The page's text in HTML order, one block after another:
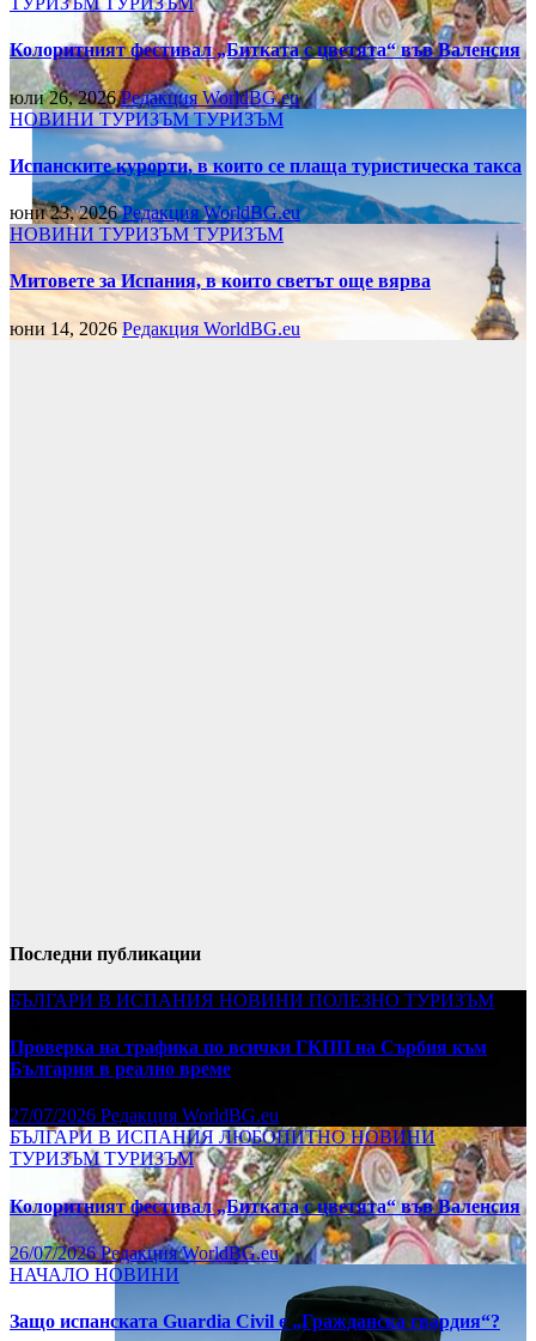
Колоритният фестивал „Битката с цветята“ във Валенсия
юли 26, 2026Редакция WorldBG.eu
НОВИНИТУРИЗЪМТУРИЗЪМ
Испанските курорти, в които се плаща туристическа такса
юни 23, 2026Редакция WorldBG.eu
НОВИНИ ТУРИЗЪМТУРИЗЪМ
Митовете за Испания, в които светът още вярва
юни 14, 2026Редакция WorldBG.eu
Последни публикации
БЪЛГАРИ В ИСПАНИЯ НОВИНИ ПОЛЕЗНО ТУРИЗЪМ
Проверка на трафика по всички ГКПП на Сърбия към
България в реално време
27/07/2026 Редакция WorldBG.eu
БЪЛГАРИ В ИСПАНИЯ ЛЮБОПИТНОНОВИНИ
ТУРИЗЪМТУРИЗЪМ
Колоритният фестивал „Битката с цветята“ във Валенсия
26/07/2026Редакция WorldBG.eu
НАЧАЛО НОВИНИ
Защо испанската Guardia Civil е „Гражданска гвардия“?